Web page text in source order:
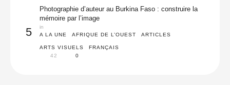
5
Photographie d’auteur au Burkina Faso : construire la
mémoire par l’image
in
A LA UNE
AFRIQUE DE L’OUEST ARTICLES
ARTS VISUELS
FRANÇAIS
42
0